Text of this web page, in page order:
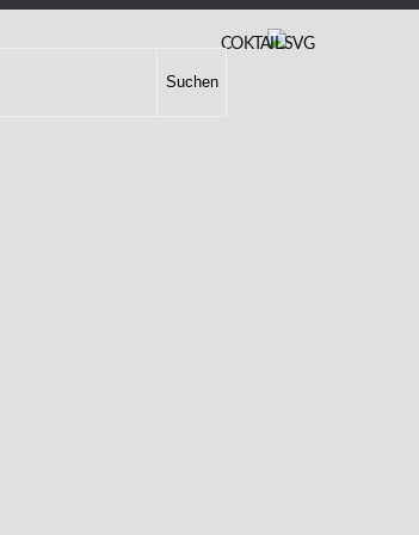
Suchen
COKTAIL.SVG